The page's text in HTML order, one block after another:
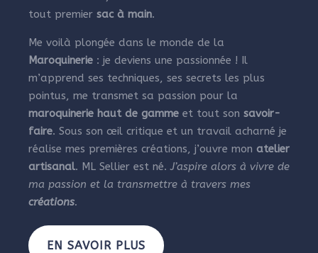
tout premier sac à main.
Me voilà plongée dans le monde de la
Maroquinerie : je deviens une passionnée ! Il
m’apprend ses techniques, ses secrets les plus
pointus, me transmet sa passion pour la
maroquinerie haut de gamme et tout son savoir-
faire. Sous son œil critique et un travail acharné je
réalise mes premières créations, j’ouvre mon atelier
artisanal. ML Sellier est né. J’aspire alors à vivre de
ma passion et la transmettre à travers mes
créations.
EN SAVOIR PLUS